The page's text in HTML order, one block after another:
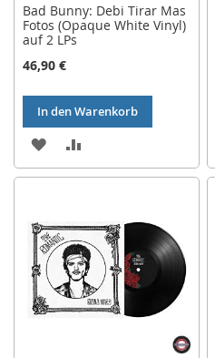
Bad Bunny: Debi Tirar Mas
Fotos (Opaque White Vinyl)
auf 2 LPs
46,90 €
In den Warenkorb
ZUR
WUNSCHLISTE
VERGLEICHSLISTE